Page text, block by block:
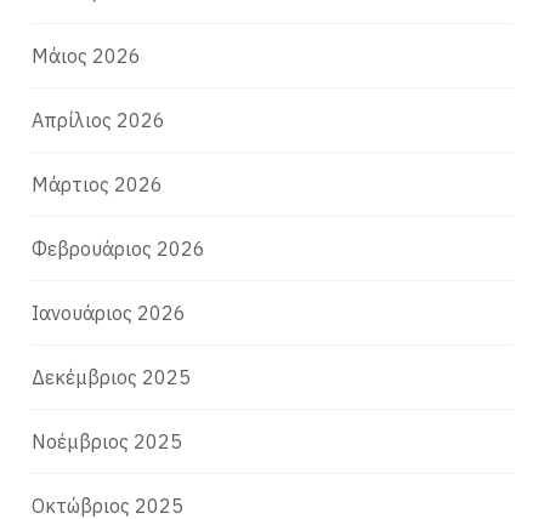
Μάιος 2026
Απρίλιος 2026
Μάρτιος 2026
Φεβρουάριος 2026
Ιανουάριος 2026
Δεκέμβριος 2025
Νοέμβριος 2025
Οκτώβριος 2025